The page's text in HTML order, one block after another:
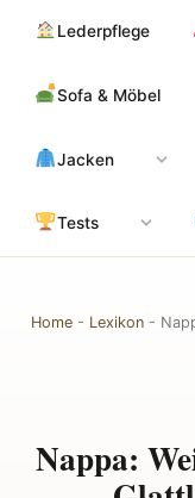
Inhalt
Lederpflege
Sofa & Möbel
Jacken
Tests
Home- Lexikon-
Nappa: